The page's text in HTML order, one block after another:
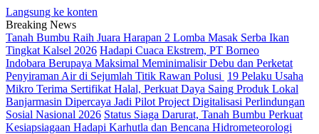
Langsung ke konten
Breaking News
Tanah Bumbu Raih Juara Harapan 2 Lomba Masak Serba Ikan
Tingkat Kalsel 2026 Hadapi Cuaca Ekstrem, PT Borneo
Indobara Berupaya Maksimal Meminimalisir Debu dan Perketat
Penyiraman Air di Sejumlah Titik Rawan Polusi 19 Pelaku Usaha
Mikro Terima Sertifikat Halal, Perkuat Daya Saing Produk Lokal
Banjarmasin Dipercaya Jadi Pilot Project Digitalisasi Perlindungan
Sosial Nasional 2026 Status Siaga Darurat, Tanah Bumbu Perkuat
Kesiapsiagaan Hadapi Karhutla dan Bencana Hidrometeorologi